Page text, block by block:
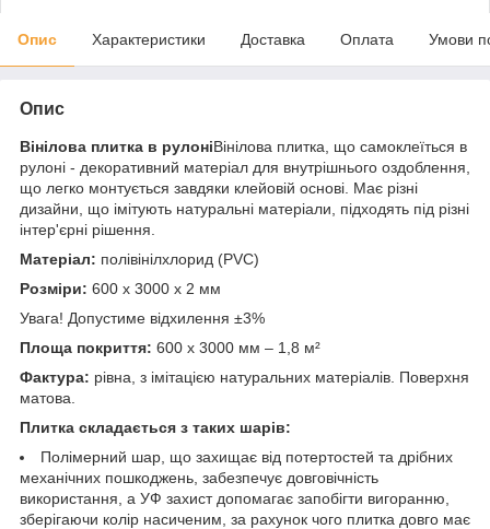
Опис Характеристики Доставка Оплата Умови
Опис
Вінілова плитка в рулоніВінілова плитка, що самоклеїться в
рулоні - декоративний матеріал для внутрішнього оздоблення,
що легко монтується завдяки клейовій основі. Має різні
дизайни, що імітують натуральні матеріали, підходять під різні
інтер'єрні рішення.
Матеріал: полівінілхлорид (PVC)
Розміри: 600 х 3000 х 2 мм
Увага! Допустиме відхилення ±3%
Площа покриття: 600 х 3000 мм – 1,8 м²
Фактура: рівна, з імітацією натуральних матеріалів. Поверхня
матова.
Плитка складається з таких шарів:
Полімерний шар, що захищає від потертостей та дрібних
механічних пошкоджень, забезпечує довговічність
використання, а УФ захист допомагає запобігти вигоранню,
зберігаючи колір насиченим, за рахунок чого плитка довго має